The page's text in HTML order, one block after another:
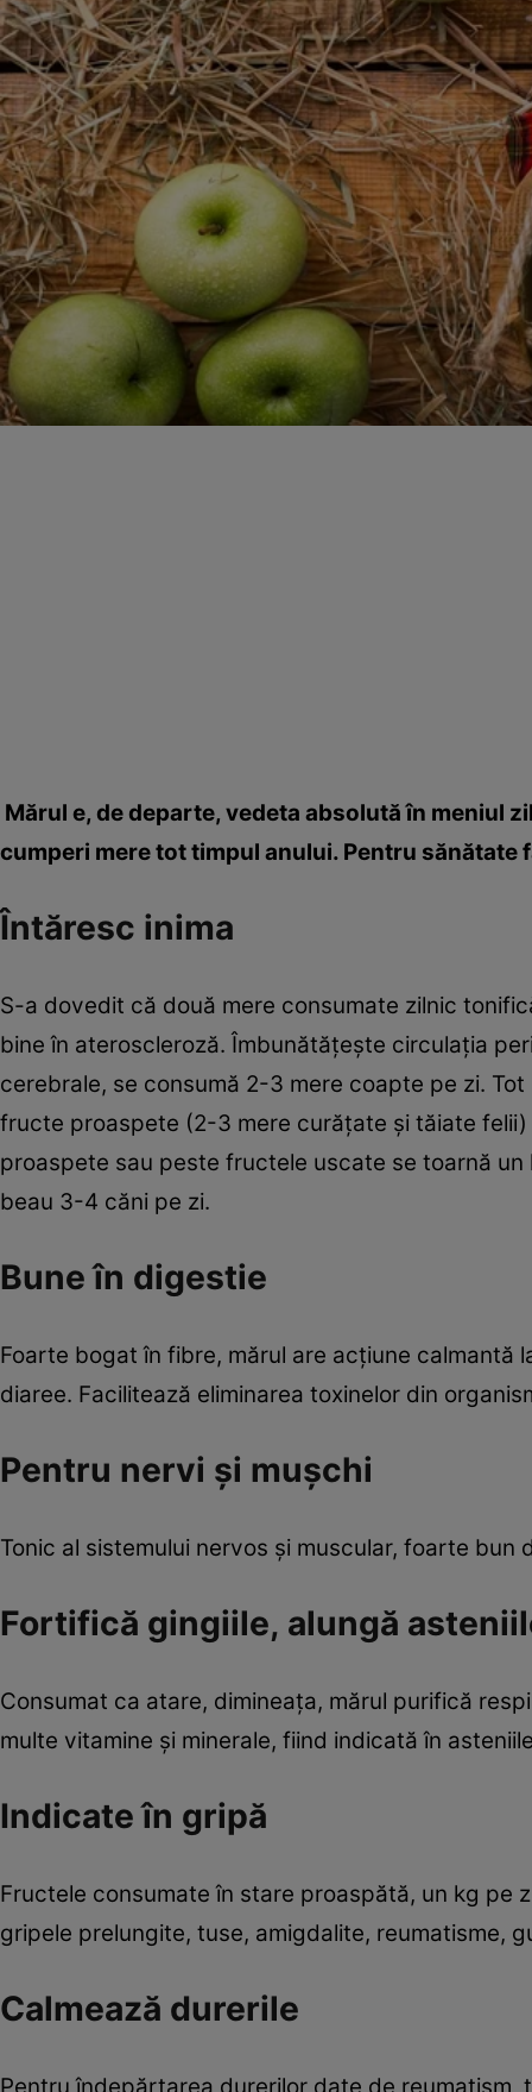
Mărul e, de departe, vedeta absolută în meniul
cumperi mere tot timpul anului. Pentru
Întăresc inima
S-a dovedit că două mere consumate zilnic
bine în ateroscleroză. Îmbunătăţeşte circulaţia
cerebrale, se consumă 2-3 mere coapte pe zi.
fructe proaspete (2-3 mere curăţate şi tăiate
proaspete sau peste fructele uscate se toarnă
beau 3-4 căni pe zi.
Bune în digestie
Foarte bogat în fibre, mărul are acţiune calmantă
diaree. Facilitează eliminarea toxinelor din
Pentru nervi şi muşchi
Tonic al sistemului nervos şi muscular, foarte
Fortifică gingiile, alungă
Consumat ca atare, dimineaţa, mărul purifică
multe vitamine şi minerale, fiind indicată în
Indicate în gripă
Fructele consumate în stare proaspătă, un kg pe
gripele prelungite, tuse, amigdalite, reumatisme,
Calmează durerile